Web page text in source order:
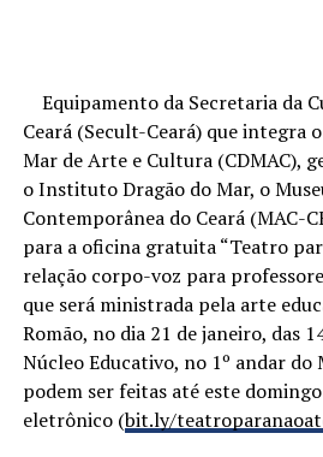
Equipamento da Secretaria da
Ceará (Secult-Ceará) que integra
Mar de Arte e Cultura (CDMAC),
o Instituto Dragão do Mar, o
Contemporânea do Ceará (MAC-
para a oficina gratuita “Teatro
relação corpo-voz para
que será ministrada pela arte
Romão, no dia 21 de janeiro, das
Núcleo Educativo, no 1º andar do
podem ser feitas até este
eletrônico (bit.ly/